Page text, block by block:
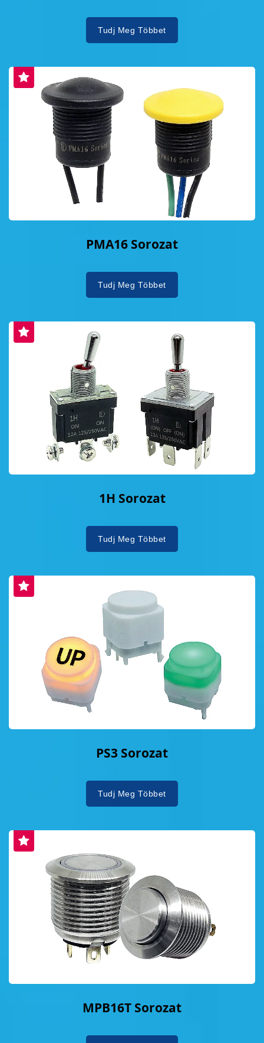
Tudj Meg Többet
PMA16 Sorozat
Tudj Meg Többet
1H Sorozat
Tudj Meg Többet
PS3 Sorozat
Tudj Meg Többet
MPB16T Sorozat